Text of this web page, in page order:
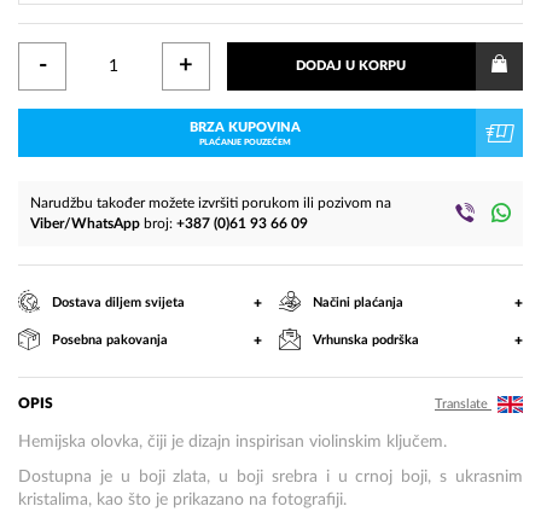
- + DODAJ U KORPU
BRZA KUPOVINA
PLAĆANJE POUZEĆEM
Narudžbu također možete izvršiti porukom ili pozivom na
Viber/WhatsApp broj: +387 (0)61 93 66 09
Dostava diljem svijeta + Načini plaćanja +
Posebna pakovanja + Vrhunska podrška +
OPIS Translate
Hemijska olovka, čiji je dizajn inspirisan violinskim ključem.
Dostupna je u boji zlata, u boji srebra i u crnoj boji, s ukrasnim
kristalima, kao što je prikazano na fotografiji.